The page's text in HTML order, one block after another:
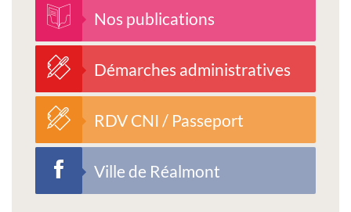
Nos publications
Démarches administratives
RDV CNI / Passeport
Ville de Réalmont